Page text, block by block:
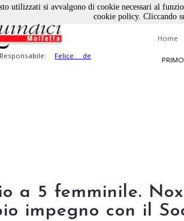
Felice de
Home
a 5 femminile.
impegno con il
utilizzati si avvalgono di cookie necessari al
cookie policy. Cliccando